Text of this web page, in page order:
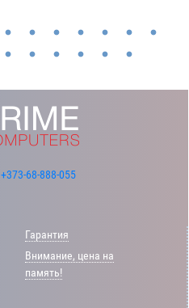
+373-68-888-055
Гарантия
Внимание, цена на
память!